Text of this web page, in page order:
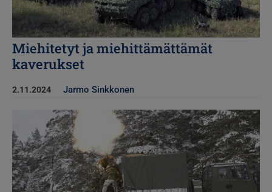
Miehitetyt ja miehittämättämät
kaverukset
2.11.2024 Jarmo Sinkkonen